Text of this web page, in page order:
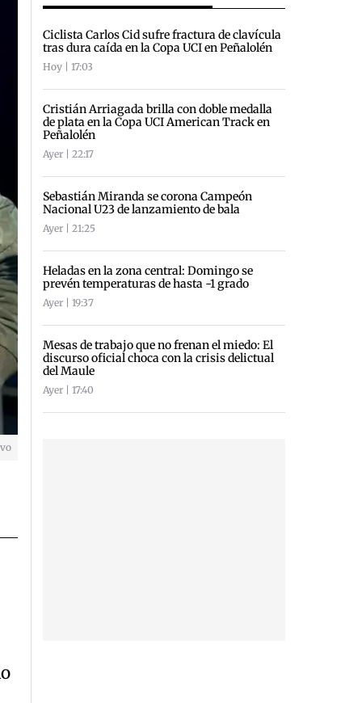
Ciclista Carlos Cid sufre fractura de clavícula
tras dura caída en la Copa UCI en Peñalolén
Hoy | 17:03
Cristián Arriagada brilla con doble medalla
de plata en la Copa UCI American Track en
Peñalolén
Ayer | 22:17
Sebastián Miranda se corona Campeón
Nacional U23 de lanzamiento de bala
Ayer | 21:25
Heladas en la zona central: Domingo se
prevén temperaturas de hasta -1 grado
Ayer | 19:37
Mesas de trabajo que no frenan el miedo: El
discurso oficial choca con la crisis delictual
del Maule
Ayer | 17:40